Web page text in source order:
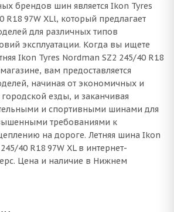
брендов шин является Ikon Tyres
R18 97W XLl, который предлагает
для различных типов
эксплуатации. Когда вы ищете
Ikon Tyres Nordman SZ2 245/40 R18
вам предоставляется
начиная от экономичных и
езды, и заканчивая
и спортивными шинами для
требованиями к
на дороге. Летняя шина Ikon
40 R18 97W XL в интернет-
Цена и наличие в Нижнем